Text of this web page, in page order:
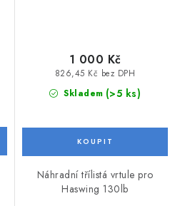
Skladem (>5 ks)
826,45 Kč bez DPH
1 000 Kč
Náhradní třílistá vrtule pro
Haswing 130lb